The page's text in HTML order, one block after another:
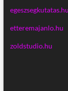
egeszsegkutatas.hu
etteremajanlo.hu
zoldstudio.hu